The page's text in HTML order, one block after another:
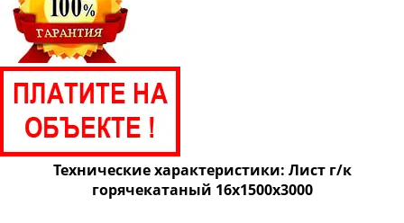
Лист г/к горячекатаный 20х1500х6000
Лист г/к горячекатаный 20х2000х6000
Лист г/к горячекатаный 22х1500х6000
Лист г/к горячекатаный 22х2000х6000
Лист г/к горячекатаный 24х1500х6000
Лист г/к горячекатаный 25х1500х6000
Лист г/к горячекатаный 25х2000х6000
Технические характеристики: Лист г/к
горячекатаный 16х1500х3000